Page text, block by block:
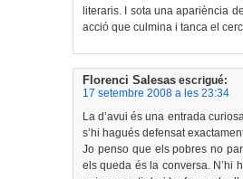
literaris. I sota una apariència
acció que culmina i tanca el
Florenci Salesas escrigué:
17 setembre 2008 a les 23:34
La d’avui és una entrada
s’hi hagués defensat
Jo penso que els pobres no
els queda és la conversa. N’hi